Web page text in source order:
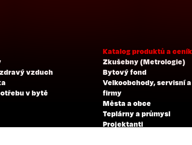
vzduch
v bytě
Katalog produktů a ceník
Zkušebny (Metrologie)
Bytový fond
Velkoobchody, servisní
firmy
Města a obce
Teplárny a průmysl
Projektanti